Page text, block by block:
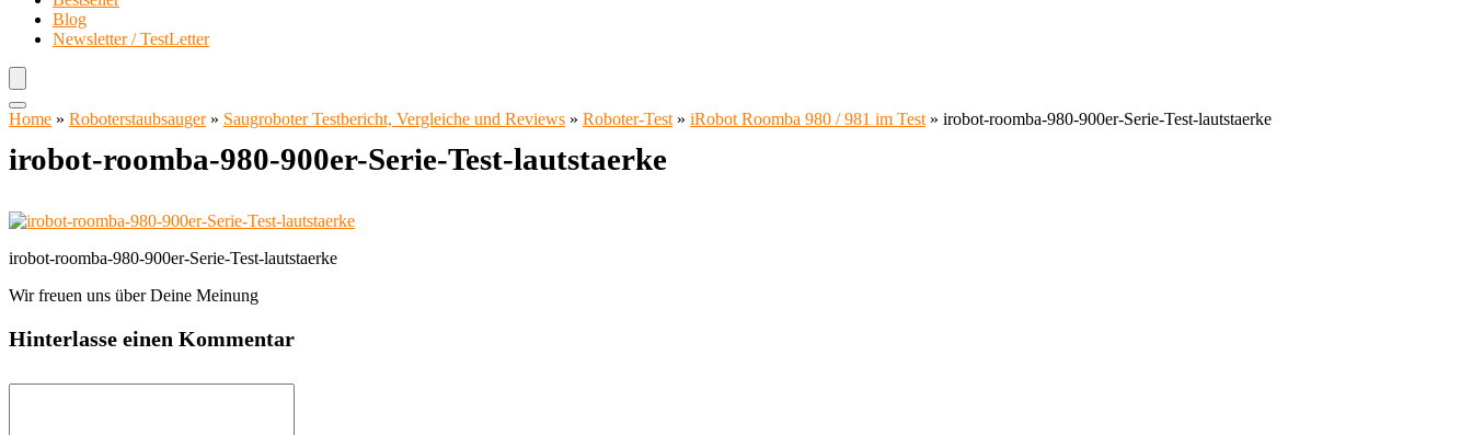
Blog
Newsletter / TestLetter
Home » Roboterstaubsauger» Saugroboter Testbericht, Vergleiche und Reviews » Roboter-Test » iRobot Roomba 980 / 981 im Test » irobot-roomba-980-900er-Serie-Test-lautstaerke
irobot-roomba-980-900er-Serie-Test-lautstaerke
irobot-roomba-980-900er-Serie-Test-lautstaerke
Wir freuen uns über Deine Meinung
Hinterlasse einen Kommentar